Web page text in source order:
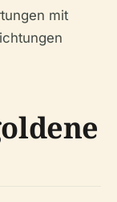
mit